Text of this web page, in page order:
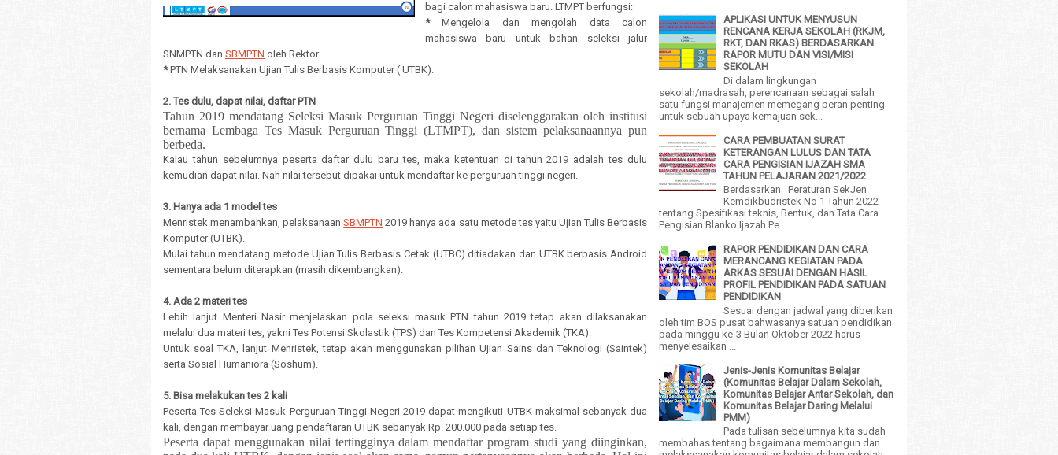
bagi calon mahasiswa baru. LTMPT berfungsi:
*Mengelola dan mengolah data calon
mahasiswa baru untuk bahan seleksi jalur
SNMPTN dan SBMPTN oleh Rektor
*PTN Melaksanakan Ujian Tulis Berbasis Komputer ( UTBK).
2. Tes dulu, dapat nilai, daftar PTN
Tahun 2019 mendatang Seleksi Masuk Perguruan Tinggi Negeri diselenggarakan oleh institusi
bernama Lembaga Tes Masuk Perguruan Tinggi (LTMPT), dan sistem pelaksanaannya pun
berbeda.
Kalau tahun sebelumnya peserta daftar dulu baru tes, maka ketentuan di tahun 2019 adalah tes dulu
kemudian dapat nilai. Nah nilai tersebut dipakai untuk mendaftar ke perguruan tinggi negeri.
3. Hanya ada 1 model tes
Menristek menambahkan, pelaksanaanSBMPTN 2019 hanya ada satu metode tes yaitu Ujian Tulis Berbasis
Komputer (UTBK).
Mulai tahun mendatang metode Ujian Tulis Berbasis Cetak (UTBC) ditiadakan dan UTBK berbasis Android
sementara belum diterapkan (masih dikembangkan).
4. Ada 2 materi tes
Lebih lanjut Menteri Nasir menjelaskan pola seleksi masuk PTN tahun 2019 tetap akan dilaksanakan
melalui dua materi tes, yakni Tes Potensi Skolastik (TPS) dan Tes Kompetensi Akademik (TKA).
Untuk soal TKA, lanjut Menristek, tetap akan menggunakan pilihan Ujian Sains dan Teknologi (Saintek)
serta Sosial Humaniora (Soshum).
5. Bisa melakukan tes 2 kali
Peserta Tes Seleksi Masuk Perguruan Tinggi Negeri 2019 dapat mengikuti UTBK maksimal sebanyak dua
kali, dengan membayar uang pendaftaran UTBK sebanyak Rp. 200.000 pada setiap tes.
Peserta dapat menggunakan nilai tertingginya dalam mendaftar program studi yang diinginkan,
APLIKASI UNTUK MENYUSUN
RENCANA KERJA SEKOLAH (RKJM,
RKT, DAN RKAS) BERDASARKAN
RAPOR MUTU DAN VISI/MISI
SEKOLAH
Di dalam lingkungan
sekolah/madrasah, perencanaan sebagai salah
satu fungsi manajemen memegang peran penting
untuk sebuah upaya kemajuan sek...
CARA PEMBUATAN SURAT
KETERANGAN LULUS DAN TATA
CARA PENGISIAN IJAZAH SMA
TAHUN PELAJARAN 2021/2022
Berdasarkan Peraturan SekJen
Kemdikbudristek No 1 Tahun 2022
tentang Spesifikasi teknis, Bentuk, dan Tata Cara
Pengisian Blanko Ijazah Pe...
RAPOR PENDIDIKAN DAN CARA
MERANCANG KEGIATAN PADA
ARKAS SESUAI DENGAN HASIL
PROFIL PENDIDIKAN PADA SATUAN
PENDIDIKAN
Sesuai dengan jadwal yang diberikan
oleh tim BOS pusat bahwasanya satuan pendidikan
pada minggu ke-3 Bulan Oktober 2022 harus
menyelesaikan ...
Jenis-Jenis Komunitas Belajar
(Komunitas Belajar Dalam Sekolah,
Komunitas Belajar Antar Sekolah, dan
Komunitas Belajar Daring Melalui
PMM)
Pada tulisan sebelumnya kita sudah
membahas tentang bagaimana membangun dan